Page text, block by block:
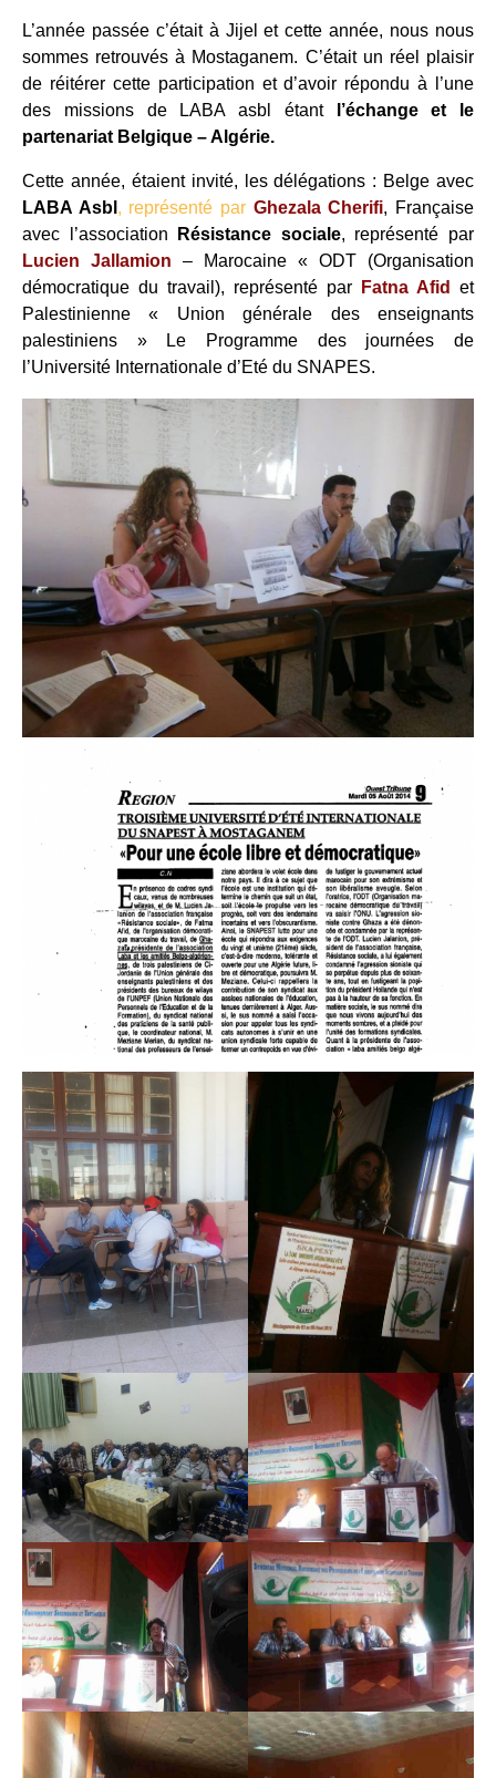
L’année passée c’était à Jijel et cette année, nous nous
sommes retrouvés à Mostaganem. C’était un réel plaisir
de réitérer cette participation et d’avoir répondu à l’une
des missions de LABA asbl étant
l’échange et le
partenariat Belgique – Algérie.
Cette année, étaient invité, les délégations : Belge avec
LABA Asbl , représenté par Ghezala Cherifi, Française
avec l’association
Résistance sociale, représenté par
Lucien Jallamion – Marocaine « ODT (Organisation
démocratique du travail), représenté par
Fatna Afid
et
Palestinienne « Union générale des enseignants
palestiniens » Le Programme des journées de
l’Université Internationale d’Eté du SNAPES.